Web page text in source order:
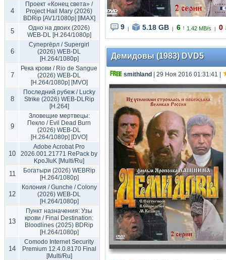
4
Проект «Конец света» /
Project Hail Mary (2026)
BDRip [AV1/1080p] [IMAX]
5
Одно на двоих (2026)
WEB-DL [H.264/1080p]
6
Супергёрл / Supergirl
(2026) WEB-DL
[H.264/1080p]
7
Река крови / Rio de Sangue
(2026) WEB-DL
[H.264/1080p] [MVO]
8
Последний рубеж / Lucky
Strike (2026) WEB-DLRip
[H.264]
9
Зловещие мертвецы:
Пекло / Evil Dead Burn
(2026) WEB-DL
[H.264/1080p] [DVO]
10
Adobe Acrobat Pro
2026.001.21771 RePack by
KpoJIuK [Multi/Ru]
11
Богатыри (2026) WEBRip
[H.264/1080p]
12
Колония / Gunche / Colony
(2026) WEB-DL
[H.264/1080p]
13
Пункт назначения: Узы
крови / Final Destination:
Bloodlines (2025) BDRip
[H.264/1080p]
14
Comodo Internet Security
Premium 12.4.0.8170 Final
[Multi/Ru]
9 5.18 GB 6 ↑ 1.42 MB/s 0
Демидовы (1983) DVD5
smithland | 29 Ноя 2016 01:31:41